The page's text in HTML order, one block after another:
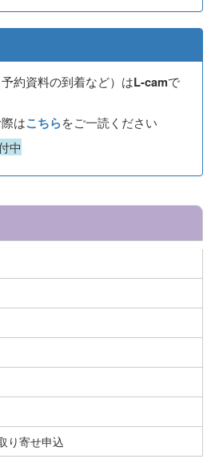
約資料の到着など）はL-camで
はこちらをご一読ください
中
り寄せ申込